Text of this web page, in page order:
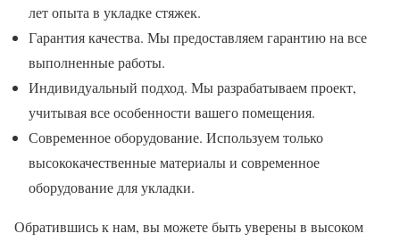
лет опыта в укладке стяжек.
Гарантия качества. Мы предоставляем гарантию на все
выполненные работы.
Индивидуальный подход. Мы разрабатываем проект,
учитывая все особенности вашего помещения.
Современное оборудование. Используем только
высококачественные материалы и современное
оборудование для укладки.
Обратившись к нам, вы можете быть уверены в высоком